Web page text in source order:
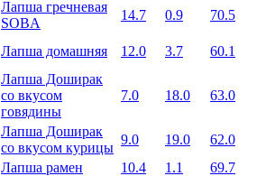
Лапша гречневая
SOBA
14.7 0.9 70.5
Лапша домашняя 12.0 3.7
60.1
Лапша Доширак
со вкусом
говядины
7.0 18.0 63.0
Лапша Доширак
со вкусом курицы
9.0 19.0
62.0
Лапша рамен
10.4 1.1
69.7